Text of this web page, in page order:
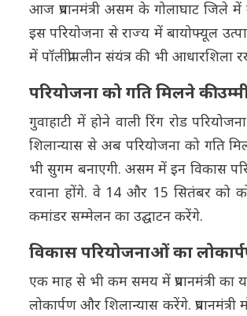
आज प्रधानमंत्री असम के गोलाघाट जिले में
इस परियोजना से राज्य में बायोफ्यूल
में पॉलीप्रोपलीन संयंत्र की भी
परियोजना को गति मिलने की
गुवाहाटी में होने वाली रिंग रोड
शिलान्यास से अब परियोजना को गति
भी सुगम बनाएगी. असम में इन विकास
रवाना होंगे. वे 14 और 15 सितंबर को
कमांडर सम्मेलन का उद्घाटन करेंगे.
विकास परियोजनाओं का
एक माह से भी कम समय में प्रधानमंत्री
लोकार्पण और शिलान्यास करेंगे.